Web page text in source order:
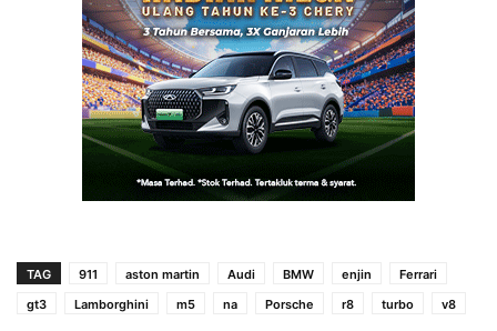
TAG 911 aston martin Audi BMW enjin
Ferrari
gt3
Lamborghini m5 na Porsche r8 turbo v8